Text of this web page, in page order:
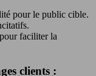
pour le public cible.
faciliter la
clients :